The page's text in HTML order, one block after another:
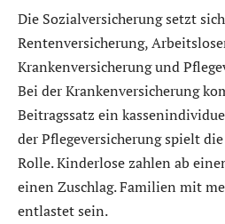
Die Sozialversicherung setzt
Rentenversicherung,
Krankenversicherung und
Bei der Krankenversicherung
Beitragssatz ein
der Pflegeversicherung spielt
Rolle. Kinderlose zahlen ab
einen Zuschlag. Familien mit
entlastet sein.